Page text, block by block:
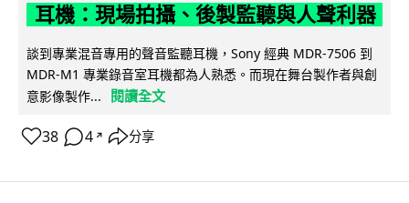
耳機：現場拍攝、後製監聽與人聲利器
談到專業混音專用的聲音監聽耳機，Sony 經典 MDR-7506 到
MDR-M1 專業錄音室耳機都為人熟悉。而現在舞台製作者與創
意影像製作...
閱讀全文
38 4 ↗ 分享